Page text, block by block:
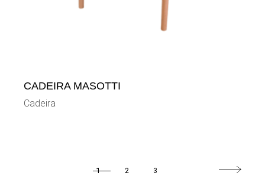
CADEIRA MASOTTI
Cadeira
1 2 3